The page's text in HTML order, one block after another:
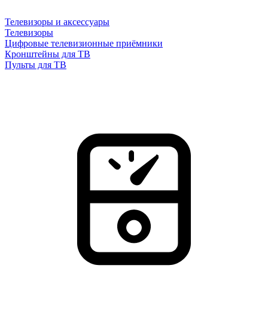
Телевизоры и аксессуары
Телевизоры
Цифровые телевизионные приёмники
Кронштейны для ТВ
Пульты для ТВ